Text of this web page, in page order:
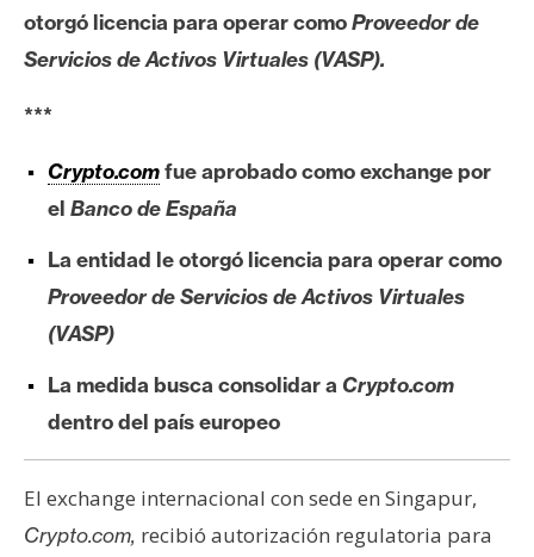
o
i
E
t
e
r
e
m
I
A
otorgó licencia para operar comoProveedor de
Servicios de Activos Virtuales (VASP).
***
Crypto.comfue aprobado como exchange por
el Banco de España
La entidad le otorgó licencia para operar como
Proveedor de Servicios de Activos Virtuales
(VASP)
La medida busca consolidar a Crypto.com
dentro del país europeo
El exchange internacional con sede en Singapur,
Crypto.com, recibió autorización regulatoria para